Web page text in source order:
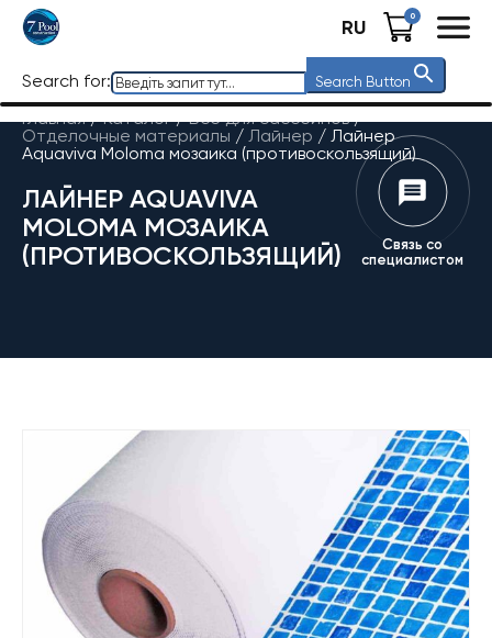
RU 0
Search for: Search Button
Главная / Каталог/Все для бассейнов/
Отделочные материалы / Лайнер / Лайнер
Aquaviva Moloma мозаика (противоскользящий)
ЛАЙНЕР AQUAVIVA
MOLOMA МОЗАИКА
(ПРОТИВОСКОЛЬЗЯЩИЙ)
Связь со
специалистом